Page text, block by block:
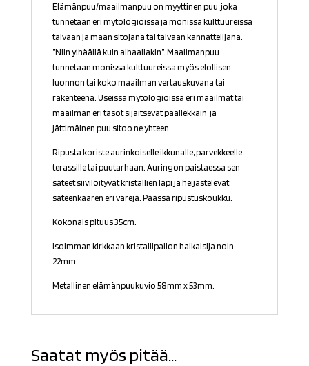
Elämänpuu/maailmanpuu on myyttinen puu, joka
tunnetaan eri mytologioissa ja monissa kulttuureissa
taivaan ja maan sitojana tai taivaan kannattelijana.
”Niin ylhäällä kuin alhaallakin”. Maailmanpuu
tunnetaan monissa kulttuureissa myös elollisen
luonnon tai koko maailman vertauskuvana tai
rakenteena. Useissa mytologioissa eri maailmat tai
maailman eri tasot sijaitsevat päällekkäin, ja
jättimäinen puu sitoo ne yhteen.
Ripusta koriste aurinkoiselle ikkunalle, parvekkeelle,
terassille tai puutarhaan. Auringon paistaessa sen
säteet siivilöityvät kristallien läpi ja heijastelevat
sateenkaaren eri värejä. Päässä ripustuskoukku.
Kokonais pituus 35cm.
Isoimman kirkkaan kristallipallon halkaisija noin
22mm.
Metallinen elämänpuukuvio 58mm x 53mm.
Saatat myös pitää...